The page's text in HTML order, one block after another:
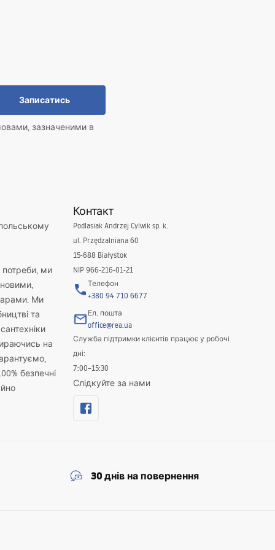
Записатись
зазначеними в
потреби, ми
Ми
та
на
безпечні
Контакт
Podlasiak Andrzej Cylwik sp. k.
ul. Przędzalniana 60
15-688 Białystok
NIP 966-216-01-21
Телефон
+380 94 710 6677
Ел. пошта
office@rea.ua
Служба підтримки клієнтів працює у робочі
дні:
7:00–15:30
Слідкуйте за нами
30 днів на повернення